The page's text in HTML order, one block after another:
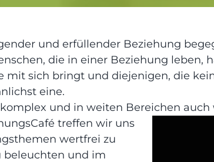
und erfüllender Beziehung
die in einer Beziehung leben,
mit sich bringt und diejenigen, die
eine.
und in weiten Bereichen
treffen wir uns
wertfrei zu
beleuchten und im